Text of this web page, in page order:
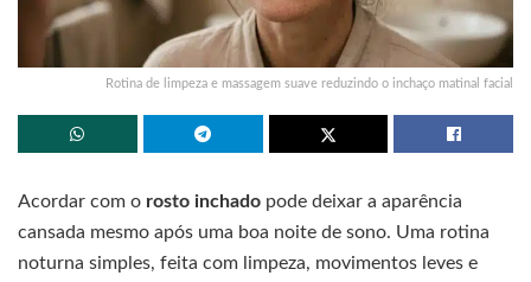
Rotina de limpeza e massagem suave reduzindo o inchaço matinal facial
Acordar com o rosto inchado pode deixar a aparência
cansada mesmo após uma boa noite de sono. Uma rotina
noturna simples, feita com limpeza, movimentos leves e